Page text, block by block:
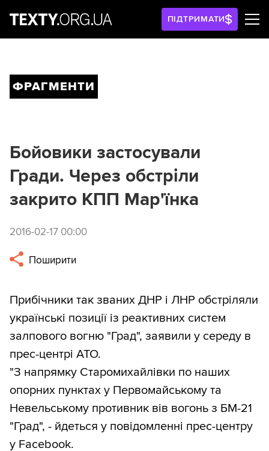
ПІДТРИМАТИ
ФРАГМЕНТИ
Бойовики застосували
Гради. Через обстріли
закрито КПП Мар'їнка
2016-02-17 00:00
Поширити
Прибічники так званих ДНР і ЛНР обстріляли
українські позиції із реактивних систем
залпового вогню "Град", заявили у середу в
прес-центрі АТО.
"З напрямку Старомихайлівки по наших
опорних пунктах у Первомайському та
Невельському противник вів вогонь з БМ-21
"Град", - йдеться у повідомленні прес-центру
у Facebook.